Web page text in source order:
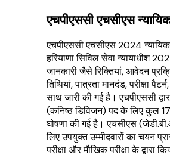
एचपीएससी एचसीएस
एचपीएससी एचसीएस 2024
हरियाणा सिविल सेवा न्यायाधीश
जानकारी जैसे रिक्तियां, आवेदन
तिथियां, पात्रता मानदंड, परीक्षा
साथ जारी की गई है। एचपीएससी
(कनिष्ठ डिविजन) पद के लिए कुल
घोषणा की गई है। एचसीएस
लिए उपयुक्त उम्मीदवारों का चयन
परीक्षा और मौखिक परीक्षा के द्वारा